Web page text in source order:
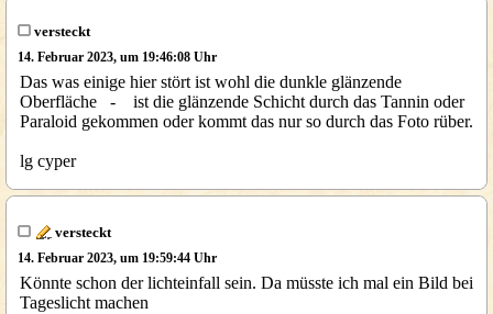
versteckt
14. Februar 2023, um 19:46:08 Uhr
Das was einige hier stört ist wohl die dunkle glänzende
Oberfläche - ist die glänzende Schicht durch das Tannin oder
Paraloid gekommen oder kommt das nur so durch das Foto rüber.
lg cyper
versteckt
14. Februar 2023, um 19:59:44 Uhr
Könnte schon der lichteinfall sein. Da müsste ich mal ein Bild bei
Tageslicht machen